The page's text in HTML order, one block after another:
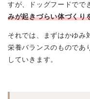
すが、ドッグフードでで
みが起きづらい体づくり
それでは、まずはかゆみ
栄養バランスのものであ
していきます。